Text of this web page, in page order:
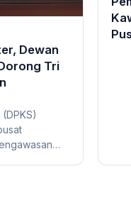
Dewan
Tri